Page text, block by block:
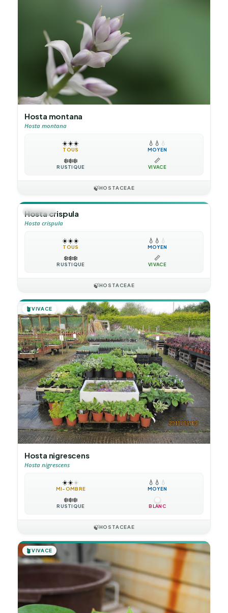
Hosta montana
Hosta montana
☀️☀️☀️
TOUS
💧 💧 💧
MOYEN
❄️❄️❄️
RUSTIQUE
📏
VIVACE
🍃HOSTACEAE
🪴VIVACE
Hosta crispula
Hosta crispula
☀️☀️☀️
TOUS
💧 💧 💧
MOYEN
❄️❄️❄️
RUSTIQUE
📏
VIVACE
🍃HOSTACEAE
🪴VIVACE
Hosta nigrescens
Hosta nigrescens
☀️☀️☀️
MI-OMBRE
💧 💧 💧
MOYEN
❄️❄️❄️
RUSTIQUE BLANC
🍃HOSTACEAE
🪴VIVACE